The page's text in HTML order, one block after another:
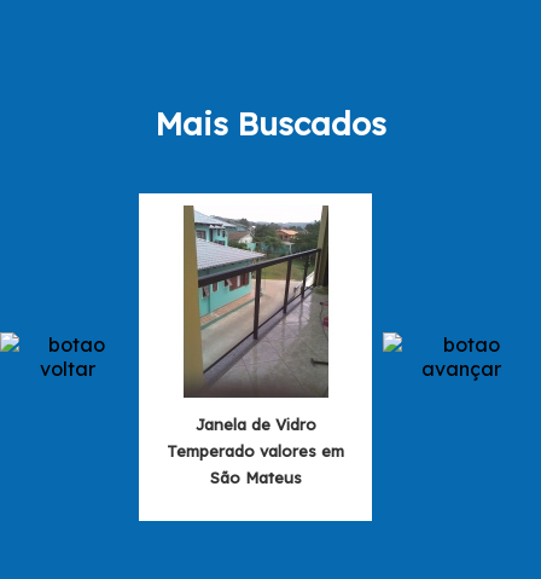
Mais Buscados
Janela de Vidro
Temperado valores em
São Mateus